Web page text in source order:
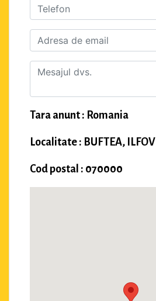
Tara anunt : Romania
Localitate : BUFTEA, ILFOV
Cod postal : 070000